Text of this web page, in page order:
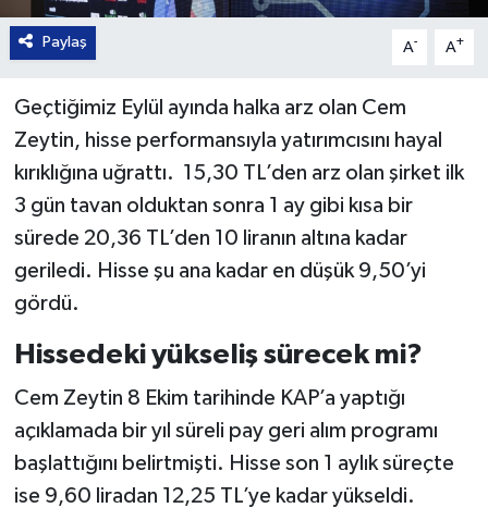
Paylaş A- A+
Geçtiğimiz Eylül ayında halka arz olan Cem
Zeytin, hisse performansıyla yatırımcısını hayal
kırıklığına uğrattı. 15,30 TL’den arz olan şirket ilk
3 gün tavan olduktan sonra 1 ay gibi kısa bir
sürede 20,36 TL’den 10 liranın altına kadar
geriledi. Hisse şu ana kadar en düşük 9,50’yi
gördü.
Hissedeki yükseliş sürecek mi?
Cem Zeytin 8 Ekim tarihinde KAP’a yaptığı
açıklamada bir yıl süreli pay geri alım programı
başlattığını belirtmişti. Hisse son 1 aylık süreçte
ise 9,60 liradan 12,25 TL’ye kadar yükseldi.